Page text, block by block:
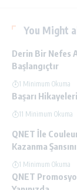
You Might
Derin Bir Nefes
Başlangıçtır
1 Minimum Okuma
Başarı
11 Minimum Okuma
QNET İle
Kazanma
1 Minimum Okuma
QNET